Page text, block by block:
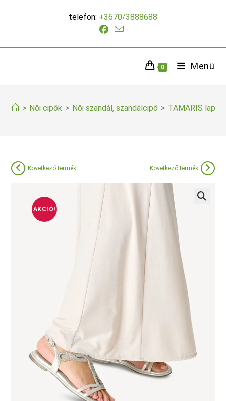
telefon: +3670/3888688
0 Menü
> Női cipők > Női szandál, szandálcipő > TAMARIS
AKCIÓ!
Következő termék Következő termék